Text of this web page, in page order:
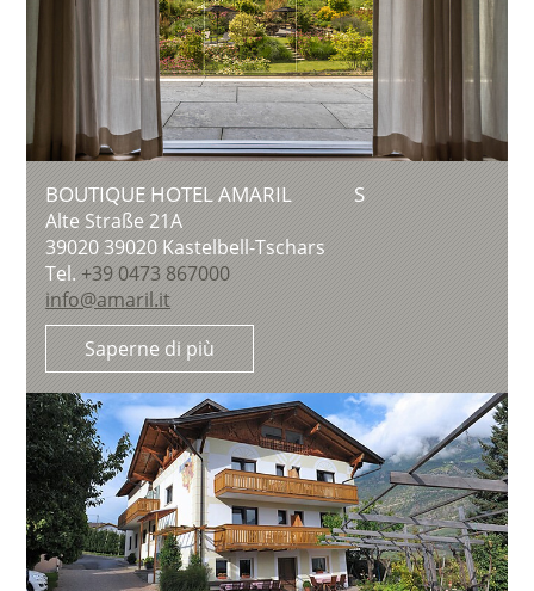
BOUTIQUE HOTEL AMARIL S
Alte Straße 21A
3902039020 Kastelbell-Tschars
Tel. +39 0473 867000
info@amaril.it
Saperne di più